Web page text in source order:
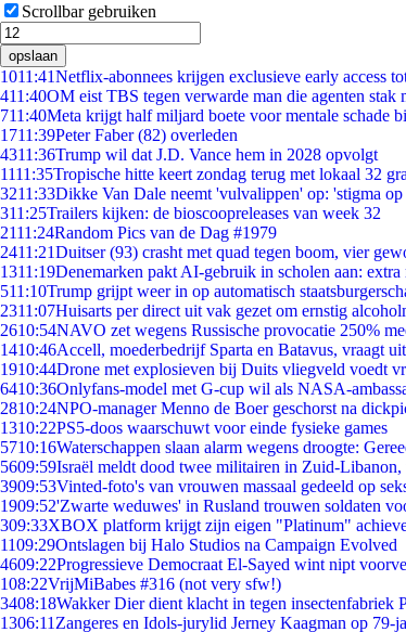
Scrollbar gebruiken
opslaan
1011:41Netflix-abonnees krijgen exclusieve early access
411:40OM eist TBS tegen verwarde man die agenten stak
711:40Meta krijgt half miljard boete voor mentale schade
1711:39Peter Faber (82) overleden
4311:36Trump wil dat J.D. Vance hem in 2028 opvolgt
1111:35Tropische hitte keert zondag terug met lokaal 32
3211:33Dikke Van Dale neemt 'vulvalippen' op: 'stigma
311:25Trailers kijken: de bioscoopreleases van week 32
2111:24Random Pics van de Dag #1979
2411:21Duitser (93) crasht met quad tegen boom, vier
1311:19Denemarken pakt AI-gebruik in scholen aan: extra
511:10Trump grijpt weer in op automatisch
2311:07Huisarts per direct uit vak gezet om ernstig
2610:54NAVO zet wegens Russische provocatie 250%
1410:46Accell, moederbedrijf Sparta en Batavus, vraagt
1910:44Drone met explosieven bij Duits vliegveld voedt
6410:36Onlyfans-model met G-cup wil als NASA-
2810:24NPO-manager Menno de Boer geschorst na
1310:22PS5-doos waarschuwt voor einde fysieke games
5710:16Waterschappen slaan alarm wegens droogte:
5609:59Israël meldt dood twee militairen in Zuid-Libanon,
3909:53Vinted-foto's van vrouwen massaal gedeeld op
1909:52'Zwarte weduwes' in Rusland trouwen soldaten
309:33XBOX platform krijgt zijn eigen "Platinum"
1109:29Ontslagen bij Halo Studios na Campaign Evolved
4609:22Progressieve Democraat El-Sayed wint nipt
108:22VrijMiBabes #316 (not very sfw!)
3408:18Wakker Dier dient klacht in tegen insectenfabriek
1306:11 Zangeres en Idols-jurylid Jerney Kaagman op 79-